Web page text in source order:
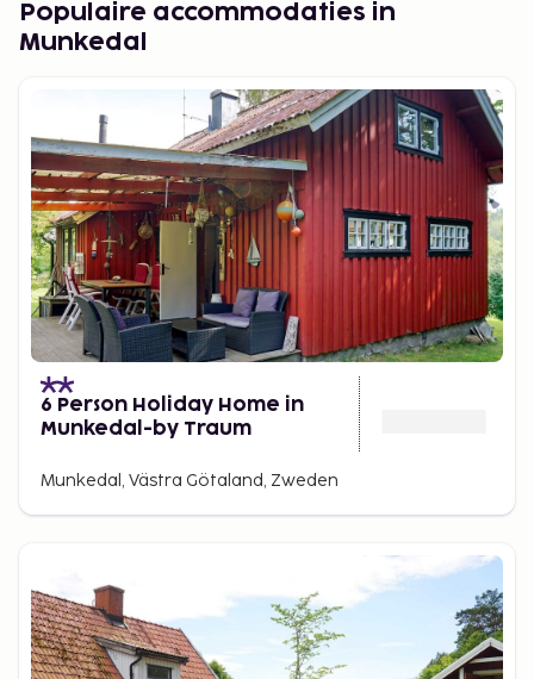
Populaire accommodaties in
Munkedal
6 Person Holiday Home in
Munkedal-by Traum
Munkedal, Västra Götaland, Zweden